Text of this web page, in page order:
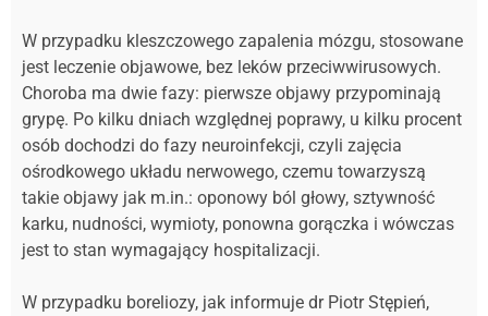
W przypadku kleszczowego zapalenia mózgu, stosowane
jest leczenie objawowe, bez leków przeciwwirusowych.
Choroba ma dwie fazy: pierwsze objawy przypominają
grypę. Po kilku dniach względnej poprawy, u kilku procent
osób dochodzi do fazy neuroinfekcji, czyli zajęcia
ośrodkowego układu nerwowego, czemu towarzyszą
takie objawy jak m.in.: oponowy ból głowy, sztywność
karku, nudności, wymioty, ponowna gorączka i wówczas
jest to stan wymagający hospitalizacji.
W przypadku boreliozy, jak informuje dr Piotr Stępień,